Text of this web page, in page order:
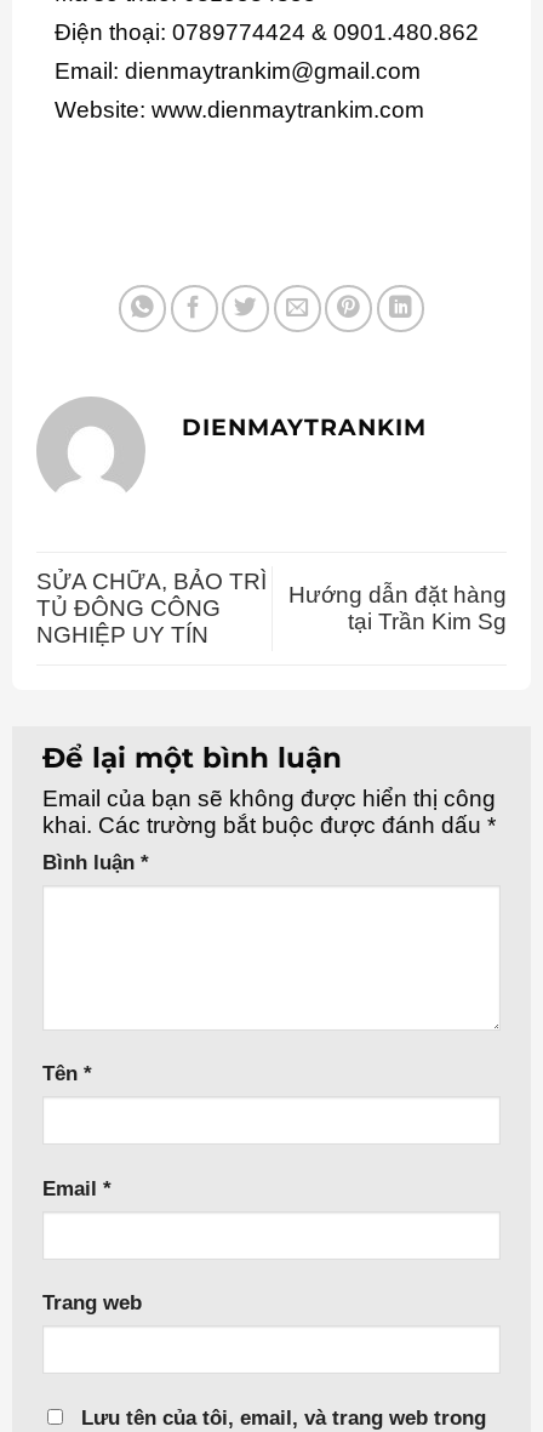
Điện thoại: 0789774424 & 0901.480.862
Email: dienmaytrankim@gmail.com
Website: www.dienmaytrankim.com
DIENMAYTRANKIM
SỬA CHỮA, BẢO TRÌ
TỦ ĐÔNG CÔNG
NGHIỆP UY TÍN
Hướng dẫn đặt hàng
tại Trần Kim Sg
Để lại một bình luận
Email của bạn sẽ không được hiển thị công
khai. Các trường bắt buộc được đánh dấu *
Bình luận *
Tên *
Email *
Trang web
Lưu tên của tôi, email, và trang web trong